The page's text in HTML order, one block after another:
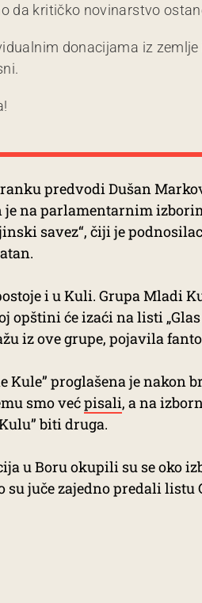
da kritičko novinarstvo
donacijama iz
predvodi Dušan
na parlamentarnim
savez“, čiji je
i u Kuli. Grupa Mladi
opštini će izaći na listi
iz ove grupe, pojavila
Kule” proglašena je nakon
smo većpisali, a na
biti druga.
u Boru okupili su se oko
su juče zajedno predali